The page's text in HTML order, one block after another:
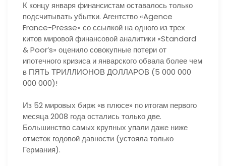
К концу января финансистам оставалось только
подсчитывать убытки. Агентство «Agence
France-Presse» со ссылкой на одного из трех
китов мировой финансовой аналитики «Standard
& Poor’s» оценило совокупные потери от
ипотечного кризиса и январского обвала более чем
в ПЯТЬ ТРИЛЛИОНОВ ДОЛЛАРОВ (5 000 000
000 000)!
Из 52 мировых бирж «в плюсе» по итогам первого
месяца 2008 года остались только две.
Большинство самых крупных упали даже ниже
отметок годовой давности (устояла только
Германия).